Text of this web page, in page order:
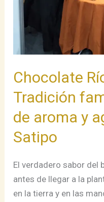
Chocolate Río Negro:
Tradición
de aroma y
Satipo
El verdadero sabor del
antes de llegar a la
en la tierra y en las
agroturismo
Satipo